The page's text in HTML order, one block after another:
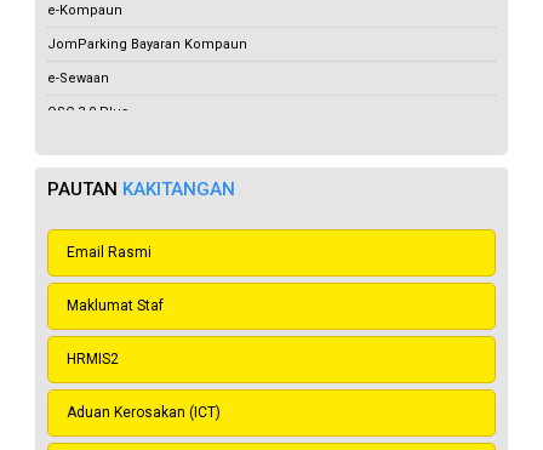
e-Kompaun
JomParking Bayaran Kompaun
e-Sewaan
OSC 3.0 Plus
JomParking
e-Tempahan
PAUTAN KAKITANGAN
Email Rasmi
Maklumat Staf
HRMIS2
Aduan Kerosakan (ICT)